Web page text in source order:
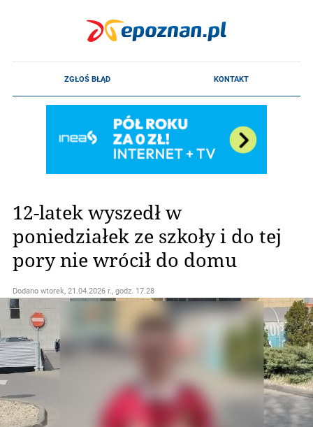
12-latek wyszedł w
poniedziałek ze szkoły i do tej
pory nie wrócił do domu
Dodano wtorek, 21.04.2026 r., godz. 17.28